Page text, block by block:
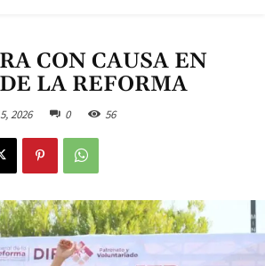
CON CAUSA EN
LA REFORMA
2026 0 56